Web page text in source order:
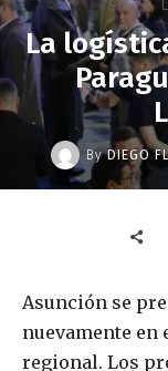
La
By DIEGO
Asunción se
nuevamente
regional. Los